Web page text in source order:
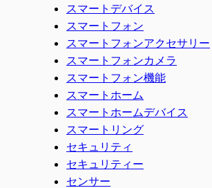
スマートデバイス
スマートフォン
スマートフォンアクセサリー
スマートフォンカメラ
スマートフォン機能
スマートホーム
スマートホームデバイス
スマートリング
セキュリティ
セキュリティー
センサー